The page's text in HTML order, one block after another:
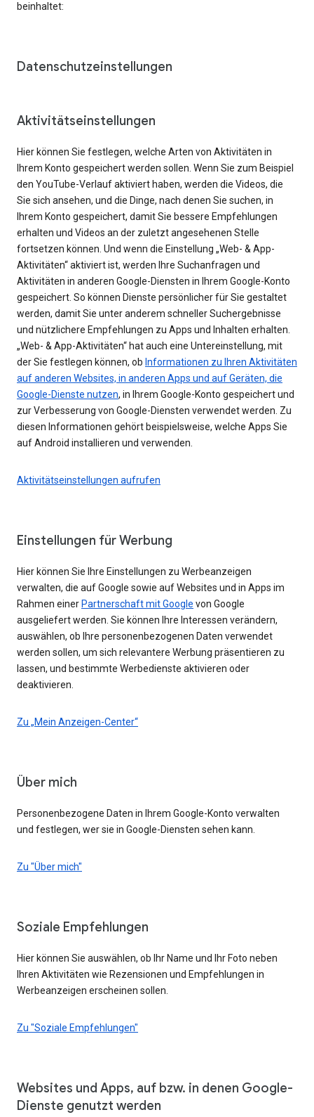
beinhaltet:
Datenschutzeinstellungen
Aktivitätseinstellungen
Hier können Sie festlegen, welche Arten von Aktivitäten in
Ihrem Konto gespeichert werden sollen. Wenn Sie zum Beispiel
den YouTube-Verlauf aktiviert haben, werden die Videos, die
Sie sich ansehen, und die Dinge, nach denen Sie suchen, in
Ihrem Konto gespeichert, damit Sie bessere Empfehlungen
erhalten und Videos an der zuletzt angesehenen Stelle
fortsetzen können. Und wenn die Einstellung „Web- & App-
Aktivitäten“ aktiviert ist, werden Ihre Suchanfragen und
Aktivitäten in anderen Google-Diensten in Ihrem Google-Konto
gespeichert. So können Dienste persönlicher für Sie gestaltet
werden, damit Sie unter anderem schneller Suchergebnisse
und nützlichere Empfehlungen zu Apps und Inhalten erhalten.
„Web- & App-Aktivitäten“ hat auch eine Untereinstellung, mit
der Sie festlegen können, ob Informationen zu Ihren Aktivitäten
auf anderen Websites, in anderen Apps und auf Geräten, die
Google-Dienste nutzen, in Ihrem Google-Konto gespeichert und
zur Verbesserung von Google-Diensten verwendet werden. Zu
diesen Informationen gehört beispielsweise, welche Apps Sie
auf Android installieren und verwenden.
Aktivitätseinstellungen aufrufen
Einstellungen für Werbung
Hier können Sie Ihre Einstellungen zu Werbeanzeigen
verwalten, die auf Google sowie auf Websites und in Apps im
Rahmen einer Partnerschaft mit Google von Google
ausgeliefert werden. Sie können Ihre Interessen verändern,
auswählen, ob Ihre personenbezogenen Daten verwendet
werden sollen, um sich relevantere Werbung präsentieren zu
lassen, und bestimmte Werbedienste aktivieren oder
deaktivieren.
Zu „Mein Anzeigen-Center“
Über mich
Personenbezogene Daten in Ihrem Google-Konto verwalten
und festlegen, wer sie in Google-Diensten sehen kann.
Zu "Über mich"
Soziale Empfehlungen
Hier können Sie auswählen, ob Ihr Name und Ihr Foto neben
Ihren Aktivitäten wie Rezensionen und Empfehlungen in
Werbeanzeigen erscheinen sollen.
Zu "Soziale Empfehlungen"
Websites und Apps, auf bzw. in denen Google-
Dienste genutzt werden